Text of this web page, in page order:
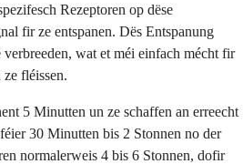
Rezeptoren op dëse
fir ze entspanen. Dës Entspanung
wat et méi einfach mécht fir
fléissen.
5 Minutten un ze schaffen an erreecht
30 Minutten bis 2 Stonnen no der
normalerweis 4 bis 6 Stonnen, dofir